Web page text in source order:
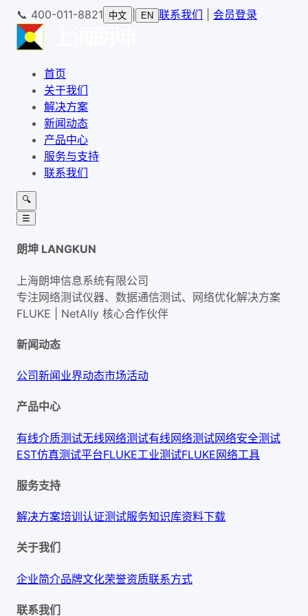
📞 400-011-8821 中文 EN 联系我们 会员登录
首页
关于我们
解决方案
新闻动态
产品中心
服务与支持
联系我们
🔍
☰
朗坤 LANGKUN
上海朗坤信息系统有限公司
专注网络测试仪器、数据通信测试、网络优化解决方案
FLUKE | NetAlly 核心合作伙伴
新闻动态
公司新闻业界动态市场活动
产品中心
有线介质测试无线网络测试有线网络测试网络安全测试
EST仿真测试平台FLUKE工业测试FLUKE网络工具
服务支持
解决方案培训认证测试服务知识库资料下载
关于我们
企业简介品牌文化荣誉资质联系方式
联系我们